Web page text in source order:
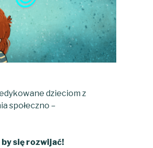
dzieciom z
społeczno –
się rozwijać!